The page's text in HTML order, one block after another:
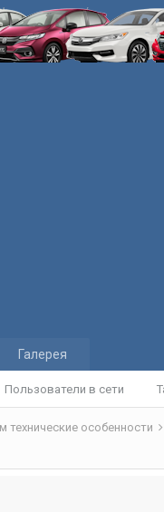
Пользователи в сети
Галерея
технические особенности